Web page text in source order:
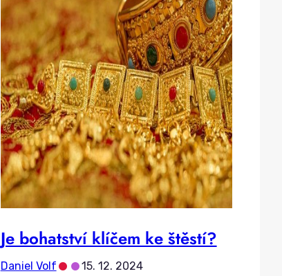
Je bohatství klíčem ke štěstí?
Daniel Volf••15. 12. 2024